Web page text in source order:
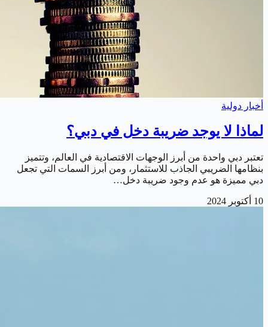
أخبار دولية
لماذا لا يوجد ضريبة دخل في دبي؟
تعتبر دبي واحدة من أبرز الوجهات الاقتصادية في العالم، وتتميز
بنظامها الضريبي الجاذب للاستثمار، ومن أبرز السمات التي تجعل
دبي مميزة هو عدم وجود ضريبة دخل…
10 أكتوبر 2024